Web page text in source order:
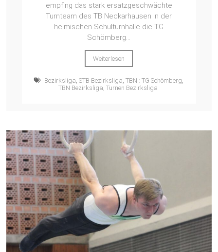
empfing das stark ersatzgeschwächte
Turnteam des TB Neckarhausen in der
heimischen Schulturnhalle die TG
Schömberg...
Weiterlesen
Bezirksliga, STB Bezirksliga, TBN : TG Schömberg,
TBN Bezirksliga,Turnen Bezirksliga